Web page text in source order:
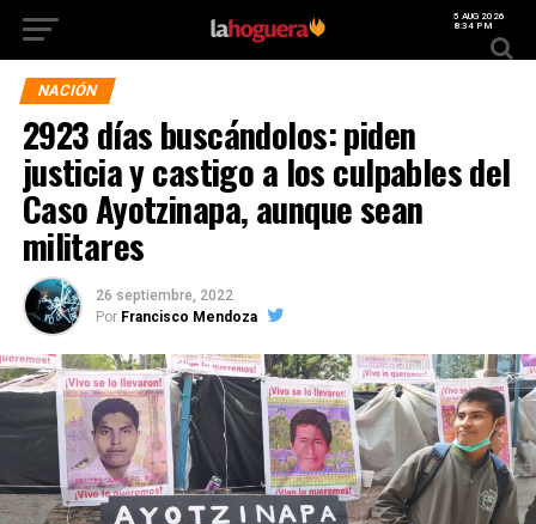
5 AUG 2026
8:34 PM
NACIÓN
2923 días buscándolos: piden
justicia y castigo a los culpables del
Caso Ayotzinapa, aunque sean
militares
26 septiembre, 2022
Por Francisco Mendoza